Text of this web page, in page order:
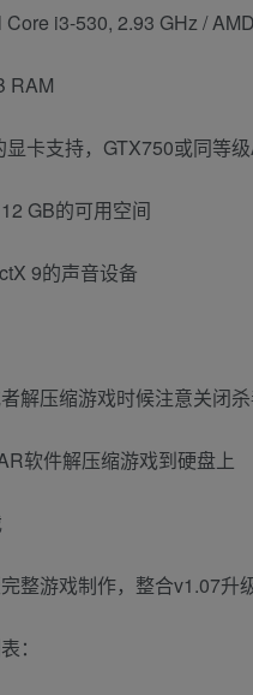
i3-530, 2.93 GHz /
RAM
显卡支持，GTX750或同等
GB的可用空间
9的声音设备
解压缩游戏时候注意关闭
软件解压缩游戏到硬盘上
整游戏制作，整合v1.07升
：